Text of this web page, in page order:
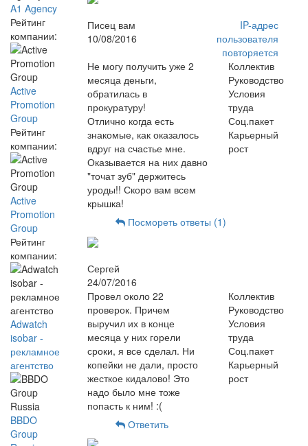
A1 Agency
Рейтинг
компании:
Active
Promotion
Group
Рейтинг
компании:
Active
Promotion
Group
Рейтинг
компании:
Adwatch
isobar -
рекламное
агентство
BBDO
Group
Писец вам
10/08/2016
IP-адрес
пользователя
повторяется
Не могу получить уже 2
месяца деньги,
обратилась в
прокуратуру!
Отлично когда есть
знакомые, как оказалось
вдруг на счастье мне.
Оказывается на них давно
"точат зуб" держитесь
уроды!! Скоро вам всем
крышка!
Коллектив
Руководство
Условия
труда
Соц.пакет
Карьерный
рост
Посмореть ответы (1)
Сергей
24/07/2016
Провел около 22
проверок. Причем
выручил их в конце
месяца у них горели
сроки, я все сделал. Ни
копейки не дали, просто
жесткое кидалово! Это
надо было мне тоже
попасть к ним! :(
Коллектив
Руководство
Условия
труда
Соц.пакет
Карьерный
рост
Ответить